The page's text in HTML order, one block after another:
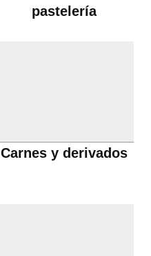
pastelería
Carnes y derivados